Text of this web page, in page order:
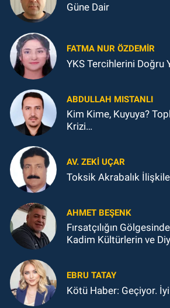
Güne Dair
FATMA NUR ÖZDEMIR
YKS Tercihlerini Doğru
ABDULLAH MISTANLI
Kim Kime, Kuyuya?
Krizi…
AV. ZEKI UÇAR
Toksik Akrabalık
AHMET BEŞENK
Fırsatçılığın
Kadim Kültürlerin ve
EBRU TATAY
Kötü Haber: Geçiyor.